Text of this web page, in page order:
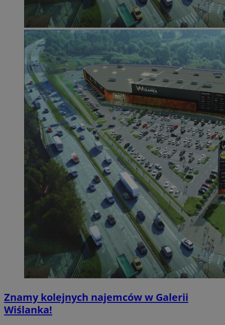
Znamy kolejnych najemców w Galerii
Wiślanka!